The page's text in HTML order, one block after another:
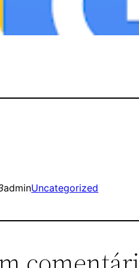
adminUncategorized